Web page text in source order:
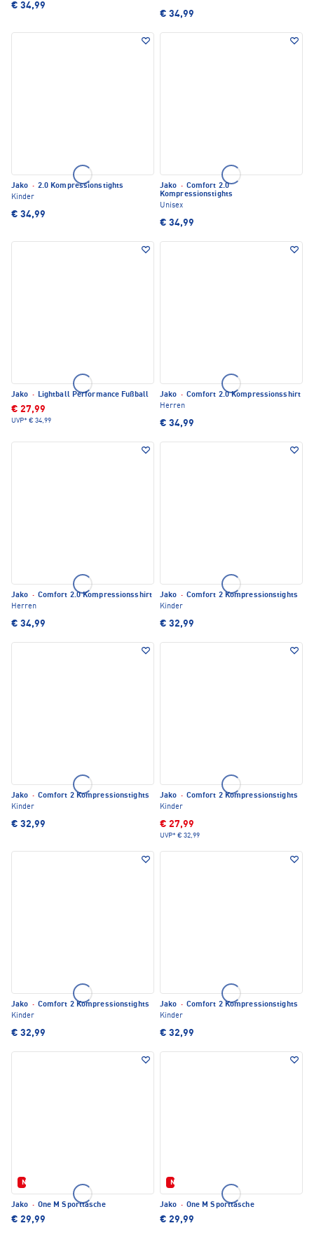
€ 34,99
€ 34,99
Jako · 2.0 Kompressionstights
Kinder
€ 34,99
Jako · Comfort 2.0
Kompressionstights
Unisex
€ 34,99
Jako · Lightball Performance Fußball
€ 27,99
UVP* € 34,99
Jako · Comfort 2.0 Kompressionsshirt
Herren
€ 34,99
Jako · Comfort 2.0 Kompressionsshirt
Herren
€ 34,99
Jako · Comfort 2 Kompressionstights
Kinder
€ 32,99
Jako · Comfort 2 Kompressionstights
Kinder
€ 32,99
Jako · Comfort 2 Kompressionstights
Kinder
€ 27,99
UVP* € 32,99
Jako · Comfort 2 Kompressionstights
Kinder
€ 32,99
Jako · Comfort 2 Kompressionstights
Kinder
€ 32,99
Neu
Jako · One M Sporttasche
€ 29,99
Neu
Jako · One M Sporttasche
€ 29,99